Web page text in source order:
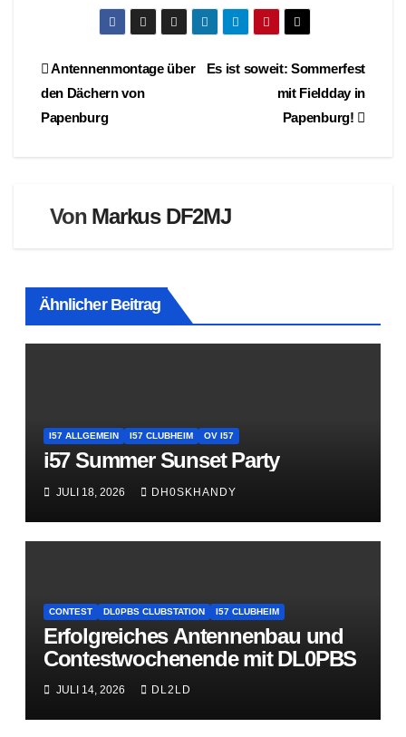
BeitragsnavigationEs ist soweit: Sommerfest
mit Fieldday in
Papenburg!
Antennenmontage über
den Dächern von
Papenburg
Von Markus DF2MJ
Ähnlicher Beitrag
I57 ALLGEMEIN I57 CLUBHEIM OV I57
i57 Summer Sunset Party
JULI 18, 2026 DH0SKHANDY
CONTEST DL0PBS CLUBSTATION I57 CLUBHEIM
Erfolgreiches Antennenbau und
Contestwochenende mit DL0PBS
JULI 14, 2026 DL2LD